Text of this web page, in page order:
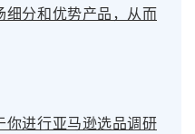
细分和优势产品，从而
你进行亚马逊选品调研